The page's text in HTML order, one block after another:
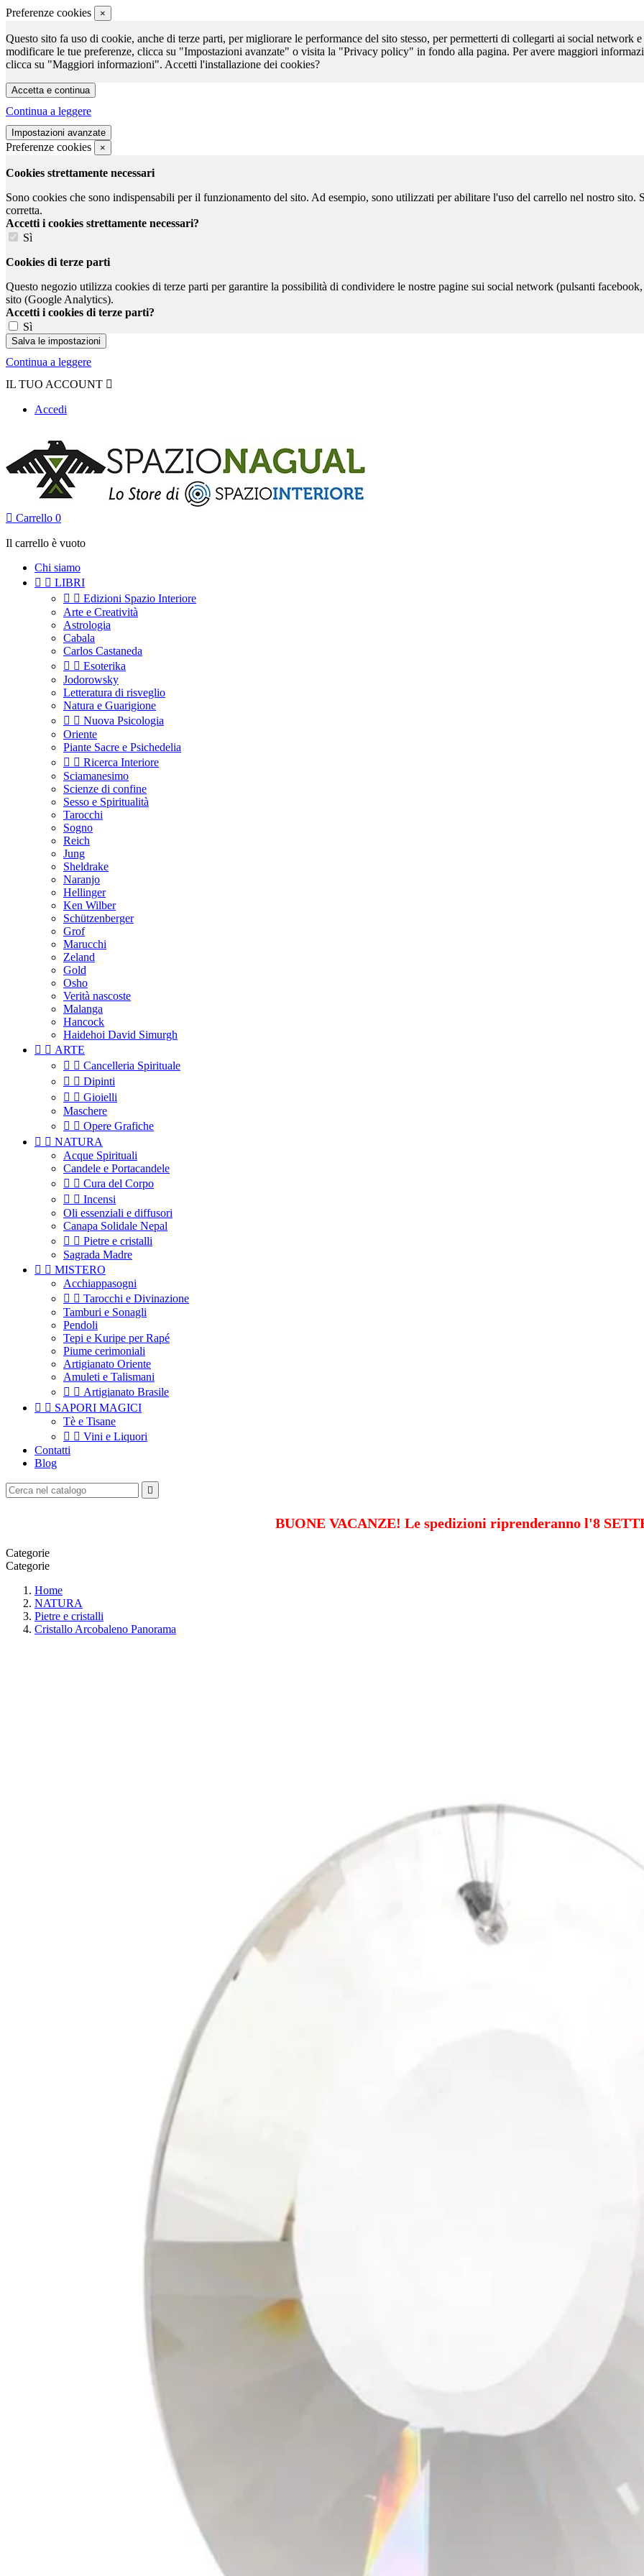
Preferenze cookies ×
Questo sito fa uso di cookie, anche di terze parti, per migliorare le performance del sito stesso, per permetterti di collegarti ai social network
modificare le tue preferenze, clicca su "Impostazioni avanzate" o visita la "Privacy policy" in fondo alla pagina. Per avere maggiori
clicca su "Maggiori informazioni". Accetti l'installazione dei cookies?
Continua a leggere
Preferenze cookies ×
Cookies strettamente necessari
Sono cookies che sono indispensabili per il funzionamento del sito. Ad esempio, sono utilizzati per abilitare l'uso del carrello nel nostro sito.
corretta.
Accetti i cookies strettamente necessari?
Sì
Cookies di terze parti
Questo negozio utilizza cookies di terze parti per garantire la possibilità di condividere le nostre pagine sui social network (pulsanti
sito (Google Analytics).
Accetti i cookies di terze parti?
Sì
Continua a leggere
IL TUO ACCOUNT 
Accedi
 Carrello 0
Il carrello è vuoto
Chi siamo
  LIBRI
  Edizioni Spazio Interiore
Arte e Creatività
Astrologia
Cabala
Carlos Castaneda
  Esoterika
Jodorowsky
Letteratura di risveglio
Natura e Guarigione
  Nuova Psicologia
Oriente
Piante Sacre e Psichedelia
  Ricerca Interiore
Sciamanesimo
Scienze di confine
Sesso e Spiritualità
Tarocchi
Sogno
Reich
Jung
Sheldrake
Naranjo
Hellinger
Ken Wilber
Schützenberger
Grof
Marucchi
Zeland
Gold
Osho
Verità nascoste
Malanga
Hancock
Haidehoi David Simurgh
  ARTE
  Cancelleria Spirituale
  Dipinti
  Gioielli
Maschere
  Opere Grafiche
  NATURA
Acque Spirituali
Candele e Portacandele
  Cura del Corpo
  Incensi
Oli essenziali e diffusori
Canapa Solidale Nepal
  Pietre e cristalli
Sagrada Madre
  MISTERO
Acchiappasogni
  Tarocchi e Divinazione
Tamburi e Sonagli
Pendoli
Tepi e Kuripe per Rapé
Piume cerimoniali
Artigianato Oriente
Amuleti e Talismani
  Artigianato Brasile
  SAPORI MAGICI
Tè e Tisane
  Vini e Liquori
Contatti
Blog

BUONE VACANZE! Le spedizioni riprenderanno l'8
Categorie
Categorie
Home
NATURA
Pietre e cristalli
Cristallo Arcobaleno Panorama